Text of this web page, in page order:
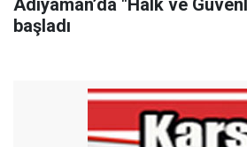
başladı